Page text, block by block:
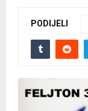
Y
PODIJELI